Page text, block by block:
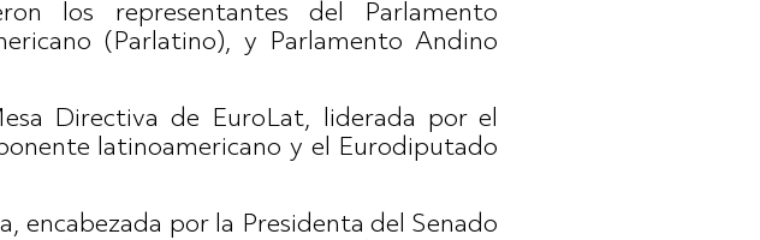
los representantes del Parlamento
(Parlatino), y Parlamento Andino
Directiva de EuroLat, liderada por el
latinoamericano y el Eurodiputado
encabezada por la Presidenta del Senado